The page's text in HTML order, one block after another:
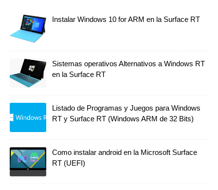
Instalar Windows 10 for ARM en la Surface RT
Sistemas operativos Alternativos a Windows RT
en la Surface RT
Listado de Programas y Juegos para Windows
RT y Surface RT (Windows ARM de 32 Bits)
Como instalar android en la Microsoft Surface
RT (UEFI)